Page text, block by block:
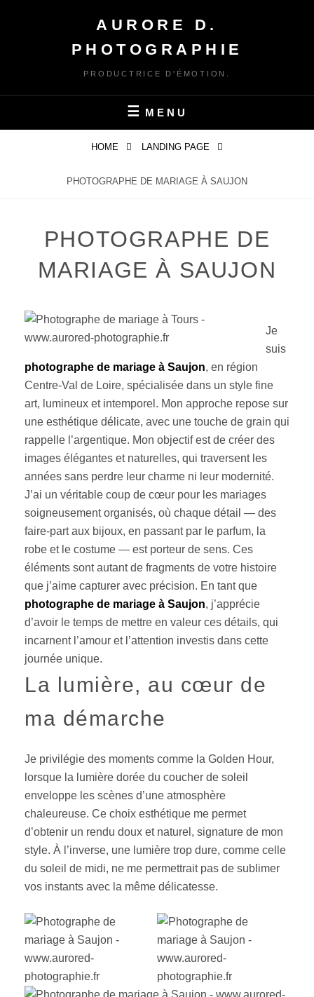
AURORE D.
PHOTOGRAPHIE
PRODUCTRICE D'ÉMOTION.
MENU
HOME LANDING PAGE
PHOTOGRAPHE DE MARIAGE À SAUJON
PHOTOGRAPHE DE
MARIAGE À SAUJON
Je
suis
photographe de mariage à Saujon, en région
Centre-Val de Loire, spécialisée dans un style fine
art, lumineux et intemporel. Mon approche repose sur
une esthétique délicate, avec une touche de grain qui
rappelle l’argentique. Mon objectif est de créer des
images élégantes et naturelles, qui traversent les
années sans perdre leur charme ni leur modernité.
J’ai un véritable coup de cœur pour les mariages
soigneusement organisés, où chaque détail — des
faire-part aux bijoux, en passant par le parfum, la
robe et le costume — est porteur de sens. Ces
éléments sont autant de fragments de votre histoire
que j’aime capturer avec précision. En tant que
photographe de mariage à Saujon, j’apprécie
d’avoir le temps de mettre en valeur ces détails, qui
incarnent l’amour et l’attention investis dans cette
journée unique.
La lumière, au cœur de
ma démarche
Je privilégie des moments comme la Golden Hour,
lorsque la lumière dorée du coucher de soleil
enveloppe les scènes d’une atmosphère
chaleureuse. Ce choix esthétique me permet
d’obtenir un rendu doux et naturel, signature de mon
style. À l’inverse, une lumière trop dure, comme celle
du soleil de midi, ne me permettrait pas de sublimer
vos instants avec la même délicatesse.